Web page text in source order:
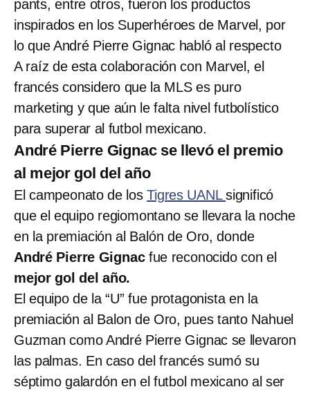
pants, entre otros, fueron los productos
inspirados en los Superhéroes de Marvel, por
lo que André Pierre Gignac habló al respecto
A raíz de esta colaboración con Marvel, el
francés considero que la MLS es puro
marketing y que aún le falta nivel futbolístico
para superar al futbol mexicano.
André Pierre Gignac se llevó el premio
al mejor gol del año
El campeonato de losTigres UANLsignificó
que el equipo regiomontano se llevara la noche
en la premiación al Balón de Oro, donde
André Pierre Gignac fue reconocido con el
mejor gol del año.
El equipo de la “U” fue protagonista en la
premiación al Balon de Oro, pues tanto Nahuel
Guzman como André Pierre Gignac se llevaron
las palmas. En caso del francés sumó su
séptimo galardón en el futbol mexicano al ser